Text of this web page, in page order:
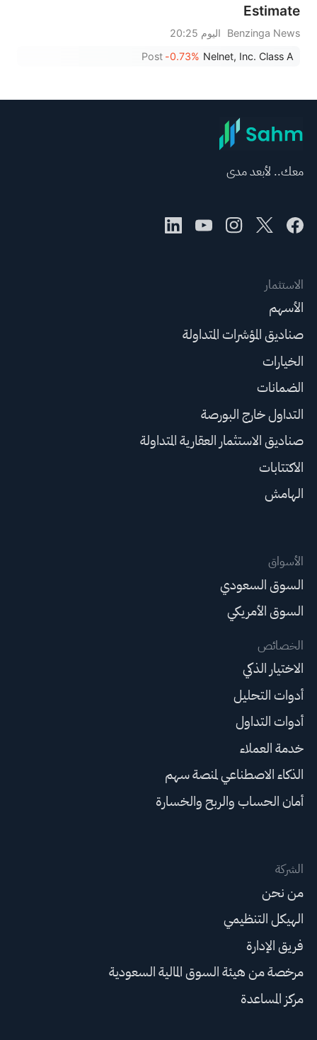
Estimate
Benzinga News
اليوم 20:25
Nelnet, Inc. Class A
-0.73%
Post
معك.. لأبعد مدى
الاستثمار
الأسهم
صناديق المؤشرات المتداولة
الخيارات
الضمانات
التداول خارج البورصة
صناديق الاستثمار العقارية المتداولة
الاكتتابات
الهامش
الأسواق
السوق السعودي
السوق الأمريكي
الخصائص
الاختيار الذكي
أدوات التحليل
أدوات التداول
خدمة العملاء
الذكاء الاصطناعي لمنصة سهم
أمان الحساب والربح والخسارة
الشركة
من نحن
الهيكل التنظيمي
فريق الإدارة
مرخصة من هيئة السوق المالية السعودية
مركز المساعدة